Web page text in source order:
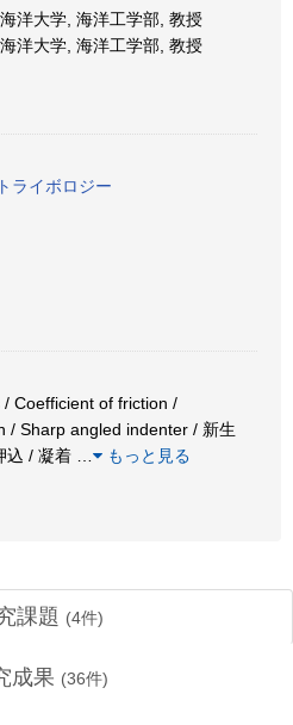
洋大学, 海洋工学部, 教授
洋大学, 海洋工学部, 教授
ライボロジー
Coefficient of friction /
/ Sharp angled indenter / 新生
込 / 凝着
もっと見る
課題 (4件)
成果 (36件)